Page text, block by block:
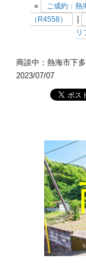
«
ご成約：熱
（R4558）
リ
商談中：熱海市下
2023/07/07